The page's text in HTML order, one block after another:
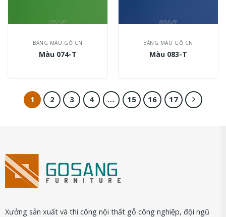
BẢNG MÀU GỖ CN
Màu 074-T
BẢNG MÀU GỖ CN
Màu 083-T
1 2 3 4 … 15 16 17
Xưởng sản xuất và thi công nội thất gỗ công nghiệp, đội ngũ